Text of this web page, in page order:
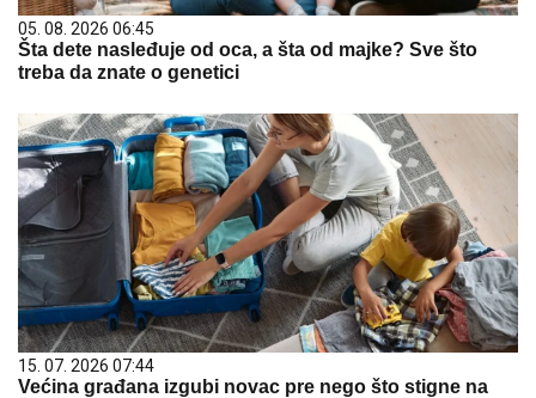
05. 08. 2026 06:45
Šta dete nasleđuje od oca, a šta od majke? Sve što
treba da znate o genetici
15. 07. 2026 07:44
Većina građana izgubi novac pre nego što stigne na